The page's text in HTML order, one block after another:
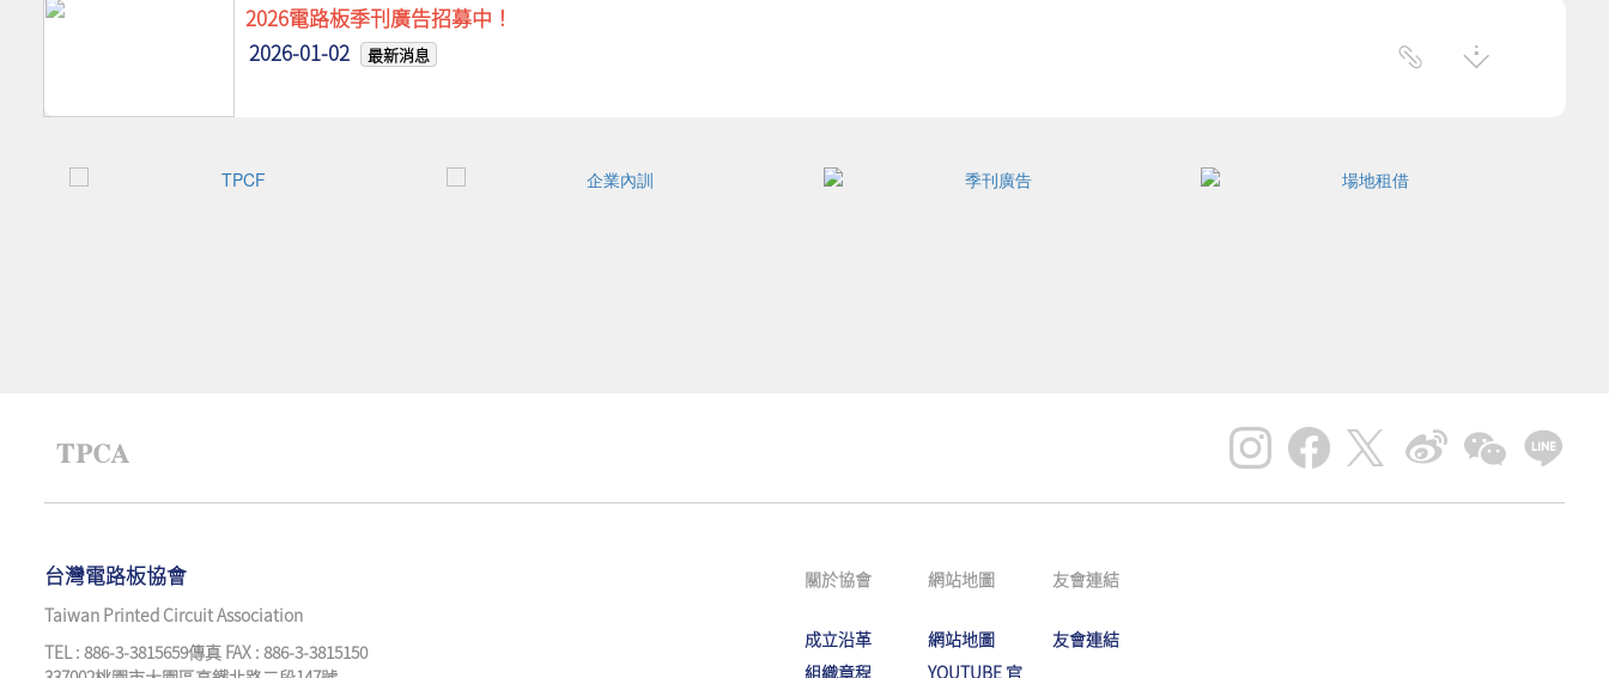
2026電路板季刊廣告招募中！
2026-01-02
最新消息
台灣電路板協會
Taiwan Printed Circuit Association
TEL : 886-3-3815659傳真 FAX : 886-3-3815150
關於協會
成立沿革
組織章程
網站地圖
網站地圖
YOUTUBE 官
友會連結
友會連結